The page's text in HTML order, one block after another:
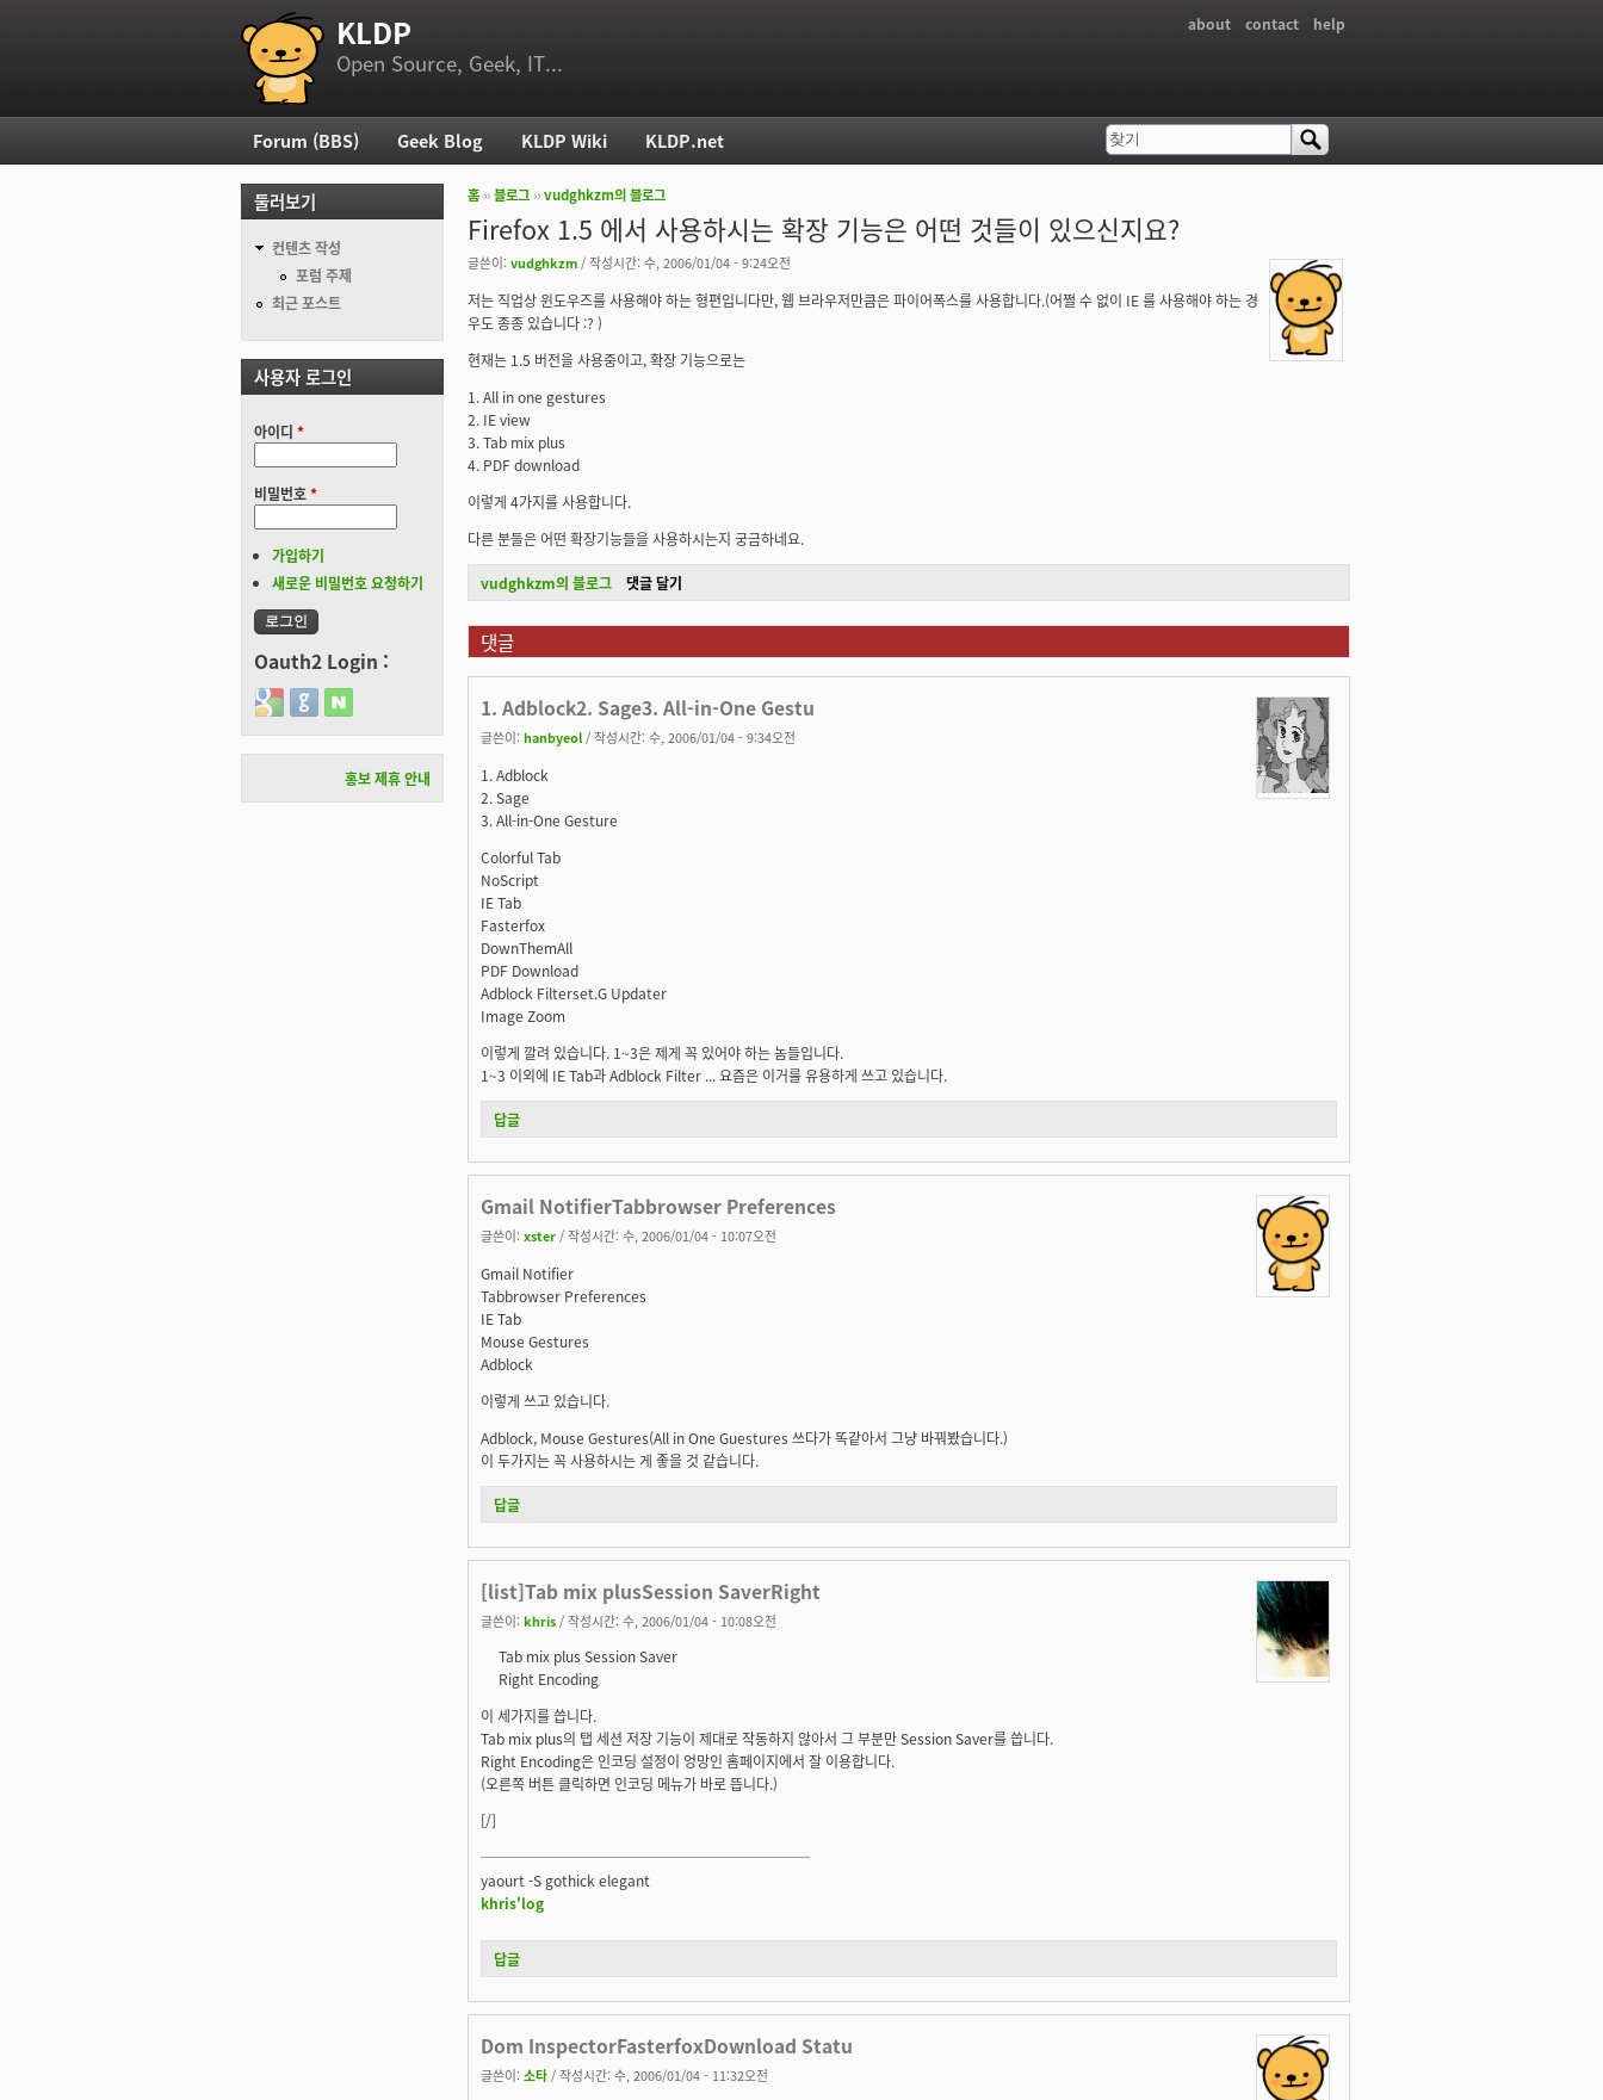
부 메뉴
about contact help
KLDP
Open Source, Geek, IT...
현재 위치
홈 ››블로그 ››vudghkzm의 블로그
Firefox 1.5 에서 사용하시는 확장 기능은 어떤 것들이 있으신지요?
글쓴이: vudghkzm / 작성시간: 수, 2006/01/04 - 9:24오전
저는 직업상 윈도우즈를 사용해야 하는 형편입니다만, 웹 브라우저만큼은 파이어폭스를 사용합니다.(어쩔 수 없이 IE 를 사용해야 하는 경
우도 종종 있습니다 :? )
현재는 1.5 버전을 사용중이고, 확장 기능으로는
1. All in one gestures
2. IE view
3. Tab mix plus
4. PDF download
이렇게 4가지를 사용합니다.
다른 분들은 어떤 확장기능들을 사용하시는지 궁금하네요.
vudghkzm의 블로그 댓글 달기
댓글
1. Adblock2. Sage3. All-in-One Gestu
글쓴이: hanbyeol / 작성시간: 수, 2006/01/04 - 9:34오전
1. Adblock
2. Sage
3. All-in-One Gesture
Colorful Tab
NoScript
IE Tab
Fasterfox
DownThemAll
PDF Download
Adblock Filterset.G Updater
Image Zoom
이렇게 깔려 있습니다. 1~3은 제게 꼭 있어야 하는 놈들입니다.
1~3 이외에 IE Tab과 Adblock Filter ... 요즘은 이거를 유용하게 쓰고 있습니다.
답글
Gmail NotifierTabbrowser Preferences
글쓴이: xster / 작성시간: 수, 2006/01/04 - 10:07오전
Gmail Notifier
Tabbrowser Preferences
IE Tab
Mouse Gestures
Adblock
이렇게 쓰고 있습니다.
Adblock, Mouse Gestures(All in One Guestures 쓰다가 똑같아서 그냥 바꿔봤습니다.)
이 두가지는 꼭 사용하시는 게 좋을 것 같습니다.
답글
[list]Tab mix plusSession SaverRight
글쓴이: khris / 작성시간: 수, 2006/01/04 - 10:08오전
Tab mix plus Session Saver
Right Encoding
이 세가지를 씁니다.
Tab mix plus의 탭 세션 저장 기능이 제대로 작동하지 않아서 그 부분만 Session Saver를 씁니다.
Right Encoding은 인코딩 설정이 엉망인 홈페이지에서 잘 이용합니다.
(오른쪽 버튼 클릭하면 인코딩 메뉴가 바로 뜹니다.)
[/]
───────────────────────
yaourt -S gothick elegant
khris'log
답글
Dom InspectorFasterfoxDownload Statu
글쓴이: 소타 / 작성시간: 수, 2006/01/04 - 11:32오전
주 메뉴
Forum (BBS) Geek Blog KLDP Wiki KLDP.net 검색 폼
찾기
둘러보기
컨텐츠 작성
포럼 주제
최근 포스트
사용자 로그인
아이디 *
비밀번호*
가입하기
새로운 비밀번호 요청하기
Oauth2 Login :
Login with Google
Login with GitHub
Login with Naver
홍보 제휴 안내